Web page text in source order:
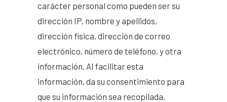
carácter personal como pueden ser su
dirección IP, nombre y apellidos,
dirección física, dirección de correo
electrónico, número de teléfono, y otra
información. Al facilitar esta
información, da su consentimiento para
que su información sea recopilada,